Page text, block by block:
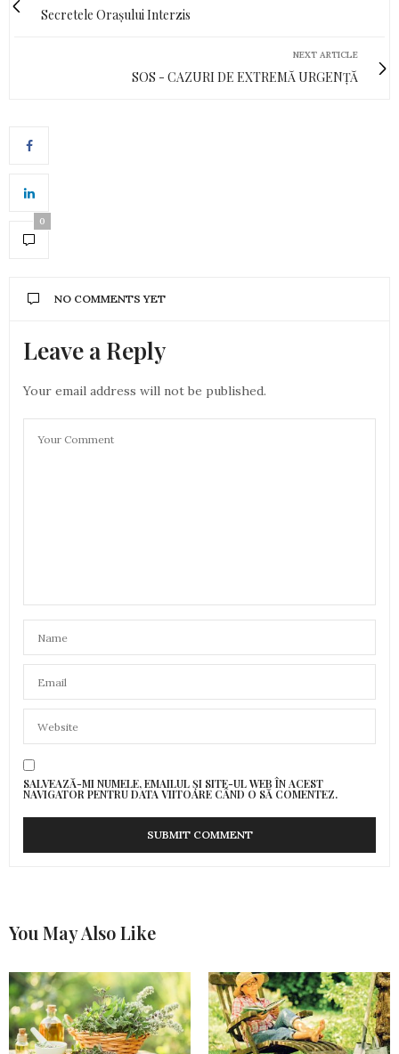
Secretele Orașului Interzis
NEXT ARTICLE
SOS - CAZURI DE EXTREMĂ URGENȚĂ
0
NO COMMENTS YET
Leave a Reply
Your email address will not be published.
SALVEAZĂ-MI NUMELE, EMAILUL ȘI SITE-UL WEB ÎN ACEST
NAVIGATOR PENTRU DATA VIITOARE CÂND O SĂ COMENTEZ.
You May Also Like